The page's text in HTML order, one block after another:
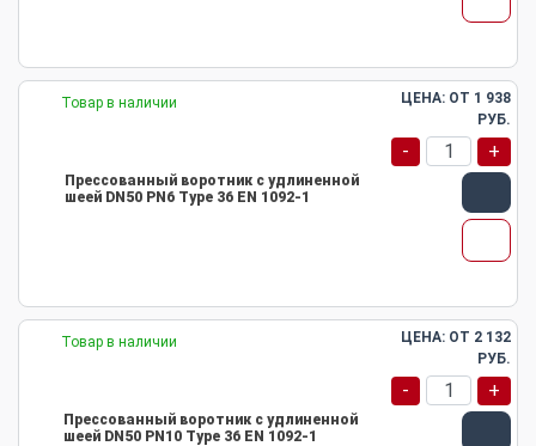
Товар в наличии
Прессованный воротник с удлиненной
шеей DN50 PN6 Type 36 EN 1092-1
ЦЕНА: ОТ 1 938
РУБ.
- +
Товар в наличии
Прессованный воротник с удлиненной
шеей DN50 PN10 Type 36 EN 1092-1
ЦЕНА: ОТ 2 132
РУБ.
- +